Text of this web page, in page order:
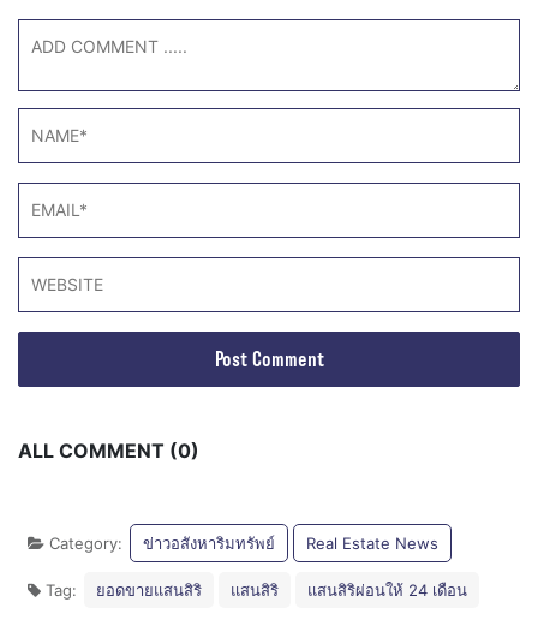
ALL COMMENT (0)
Category: ข่าวอสังหาริมทรัพย์ Real Estate News
Tag: ยอดขายแสนสิริ แสนสิริ แสนสิริผ่อนให้ 24 เดือน